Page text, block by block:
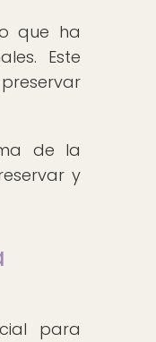
que ha
Este
de la
y
para